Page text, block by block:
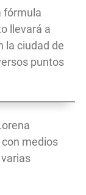
fórmula
llevará a
la ciudad de
puntos
medios